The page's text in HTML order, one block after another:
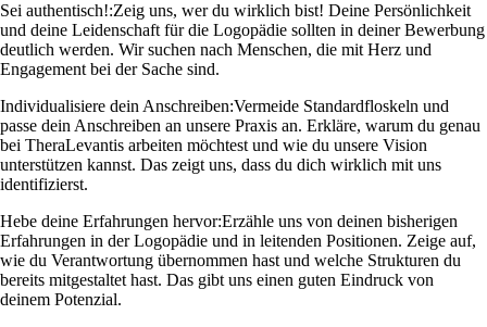
Sei authentisch!:Zeig uns, wer du wirklich bist! Deine Persönlichkeit
und deine Leidenschaft für die Logopädie sollten in deiner Bewerbung
deutlich werden. Wir suchen nach Menschen, die mit Herz und
Engagement bei der Sache sind.
Individualisiere dein Anschreiben:Vermeide Standardfloskeln und
passe dein Anschreiben an unsere Praxis an. Erkläre, warum du genau
bei TheraLevantis arbeiten möchtest und wie du unsere Vision
unterstützen kannst. Das zeigt uns, dass du dich wirklich mit uns
identifizierst.
Hebe deine Erfahrungen hervor:Erzähle uns von deinen bisherigen
Erfahrungen in der Logopädie und in leitenden Positionen. Zeige auf,
wie du Verantwortung übernommen hast und welche Strukturen du
bereits mitgestaltet hast. Das gibt uns einen guten Eindruck von
deinem Potenzial.